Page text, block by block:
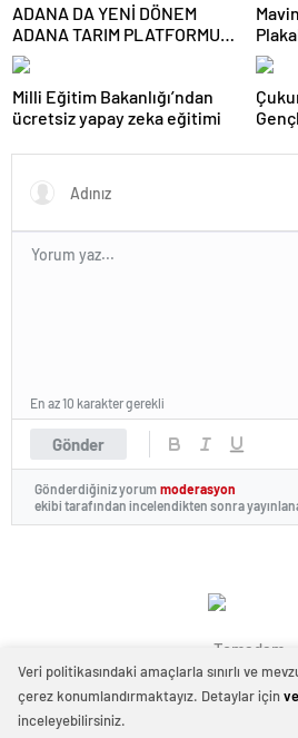
0 0
ADANA DA YENİ DÖNEM
ADANA TARIM PLATFORMU
KURULDU
Milli Eğitim Bakanlığı’ndan
ücretsiz yapay zeka eğitimi
Gönder
En az 10 karakter gerekli
Gönderdiğiniz yorum moderasyon
ekibi tarafından incelendikten sonra
Temadam
Veri politikasındaki amaçlarla sınırlı ve
çerez konumlandırmaktayız. Detaylar için
inceleyebilirsiniz.